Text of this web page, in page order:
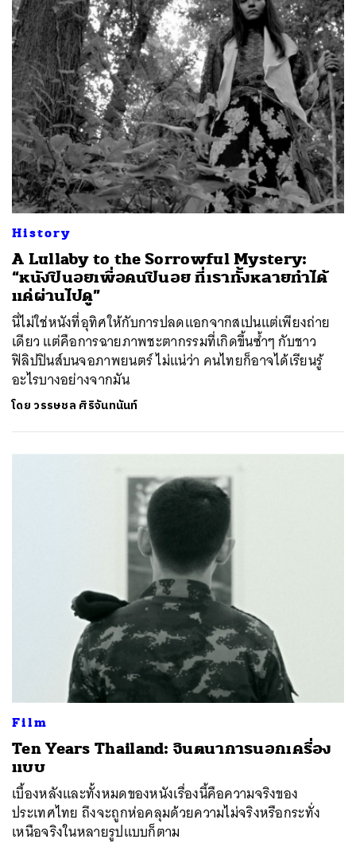
History
A Lullaby to the Sorrowful Mystery:
“หนังปินอยเพื่อคนปินอย ที่เราทั้งหลายทำได้
แค่ผ่านไปดู”
นี่ไม่ใช่หนังที่อุทิศให้กับการปลดแอกจากสเปนแต่เพียงถ่าย
เดียว แต่คือการฉายภาพชะตากรรมที่เกิดขึ้นซ้ำๆ กับชาว
ฟิลิปปินส์บนจอภาพยนตร์ ไม่แน่ว่า คนไทยก็อาจได้เรียนรู้
อะไรบางอย่างจากมัน
โดยวรรษชล ศิริจันทนันท์
Film
Ten Years Thailand: จินตนาการนอกเครื่อง
แบบ
เบื้องหลังและทั้งหมดของหนังเรื่องนี้คือความจริงของ
ประเทศไทย ถึงจะถูกห่อคลุมด้วยความไม่จริงหรือกระทั่ง
เหนือจริงในหลายรูปแบบก็ตาม